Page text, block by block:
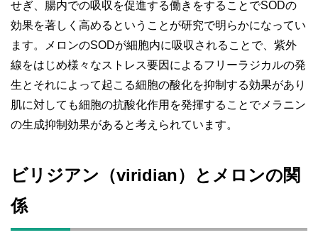
せぎ、腸内での吸収を促進する働きをすることでSODの
効果を著しく高めるということが研究で明らかになってい
ます。
メロンのSODが細胞内に吸収されることで、 紫外
線をはじめ様々なストレス要因によるフリーラジカルの発
生とそれによって起こる細胞の酸化を抑制する効果があり
肌に対しても細胞の抗酸化作用を発揮することでメラニン
の生成抑制効果がある と考えられています。
ビリジアン（viridian）とメロンの関
係